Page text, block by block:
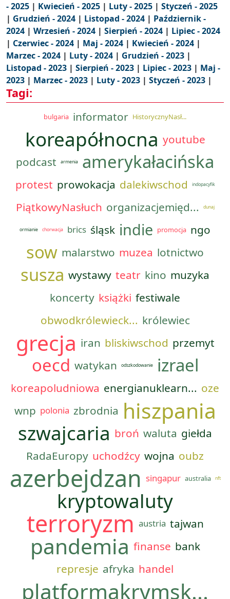
- 2025 | Kwiecień - 2025 | Luty - 2025 | Styczeń - 2025
| Grudzień - 2024 | Listopad - 2024 | Październik -
2024 | Wrzesień - 2024 | Sierpień - 2024 | Lipiec - 2024
| Czerwiec - 2024 | Maj - 2024 | Kwiecień - 2024 |
Marzec - 2024 | Luty - 2024 | Grudzień - 2023 |
Listopad - 2023 | Sierpień - 2023 | Lipiec - 2023 | Maj -
2023 | Marzec - 2023 | Luty - 2023 | Styczeń - 2023 |
Tagi:
bulgaria informator HistorycznyNasł...
koreapółnocna youtube
podcast
armenia amerykałacińska
protest prowokacja dalekiwschod indopacyfik
PiątkowyNasłuch organizacjemięd... dunaj
ormianie chorwacja brics śląsk indie promocja ngo
sow malarstwo muzea lotnictwo
susza wystawy teatr kino muzyka
koncerty książki festiwale
obwodkrólewieck... królewiec
grecja iran bliskiwschod przemyt
oecd watykan odszkodowanie izrael
koreapoludniowa energianuklearn... oze
wnp polonia zbrodnia hiszpania
szwajcaria broń waluta giełda
RadaEuropy uchodźcy wojna oubz
azerbejdzan singapur australia nft
kryptowaluty
terroryzm austria tajwan
pandemia finanse bank
represje afryka handel
platformakrymsk...